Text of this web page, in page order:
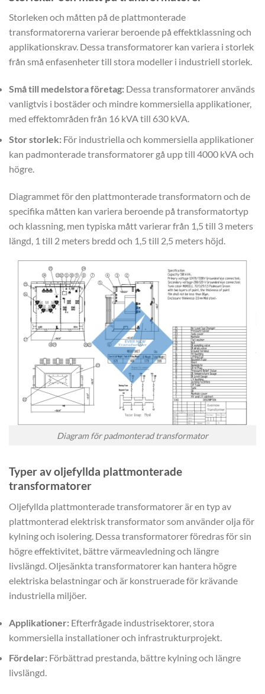
Storleken och måtten på de plattmonterade
transformatorerna varierar beroende på effektklassning och
applikationskrav. Dessa transformatorer kan variera i storlek
från små enfasenheter till stora modeller i industriell storlek.
Små till medelstora företag: Dessa transformatorer används
vanligtvis i bostäder och mindre kommersiella applikationer,
med effektområden från 16 kVA till 630 kVA.
Stor storlek: För industriella och kommersiella applikationer
kan padmonterade transformatorer gå upp till 4000 kVA och
högre.
Diagrammet för den plattmonterade transformatorn och de
specifika måtten kan variera beroende på transformatortyp
och klassning, men typiska mått varierar från 1,5 till 3 meters
längd, 1 till 2 meters bredd och 1,5 till 2,5 meters höjd.
Diagram för padmonterad transformator
Typer av oljefyllda plattmonterade
transformatorer
Oljefyllda plattmonterade transformatorer är en typ av
plattmonterad elektrisk transformator som använder olja för
kylning och isolering. Dessa transformatorer föredras för sin
högre effektivitet, bättre värmeavledning och längre
livslängd. Oljesänkta transformatorer kan hantera högre
elektriska belastningar och är konstruerade för krävande
industriella miljöer.
Applikationer: Efterfrågade industrisektorer, stora
kommersiella installationer och infrastrukturprojekt.
Fördelar: Förbättrad prestanda, bättre kylning och längre
livslängd.